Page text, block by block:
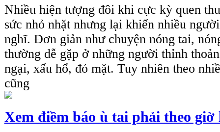
Nhiều hiện tượng đôi khi cực kỳ quen
sức nhỏ nhặt nhưng lại khiến nhiều
nghĩ. Đơn giản như chuyện nóng tai,
thường dễ gặp ở những người thỉnh
ngại, xấu hổ, đỏ mặt. Tuy nhiên theo
cũng
Xem điềm báo ù tai phải theo giờ